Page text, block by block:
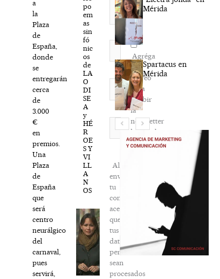
a
la
Plaza
de
España,
donde
se
entregarán
cerca
de
3.000
€
en
premios.
Una
Plaza
de
España
que
será
centro
neurálgico
del
carnaval,
pues
servirá,
po
em
as
sin
fó
nic
os
de
LA
O
DI
SE
A
y
HÉ
R
OE
S Y
VI
LL
A
N
OS
Nombre*
Correo
electrónico*
Web
Agréga
mi
correo
para
recibir
la
newsletter
habitual
Al
enviar
tu
comentario,
aceptas
que
tus
datos
personales
sean
procesados
Mérida
Spartacus en
Mérida